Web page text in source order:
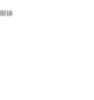
鍊